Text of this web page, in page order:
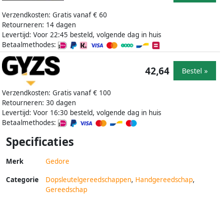
Verzendkosten: Gratis vanaf € 60
Retourneren: 14 dagen
Levertijd: Voor 22:45 besteld, volgende dag in huis
Betaalmethodes:
Verzendkosten: Gratis vanaf € 100
Retourneren: 30 dagen
Levertijd: Voor 16:30 besteld, volgende dag in huis
Betaalmethodes:
42,64 Bestel »
Specificaties
Merk Gedore
Categorie Dopsleutelgereedschappen, Handgereedschap,
Gereedschap